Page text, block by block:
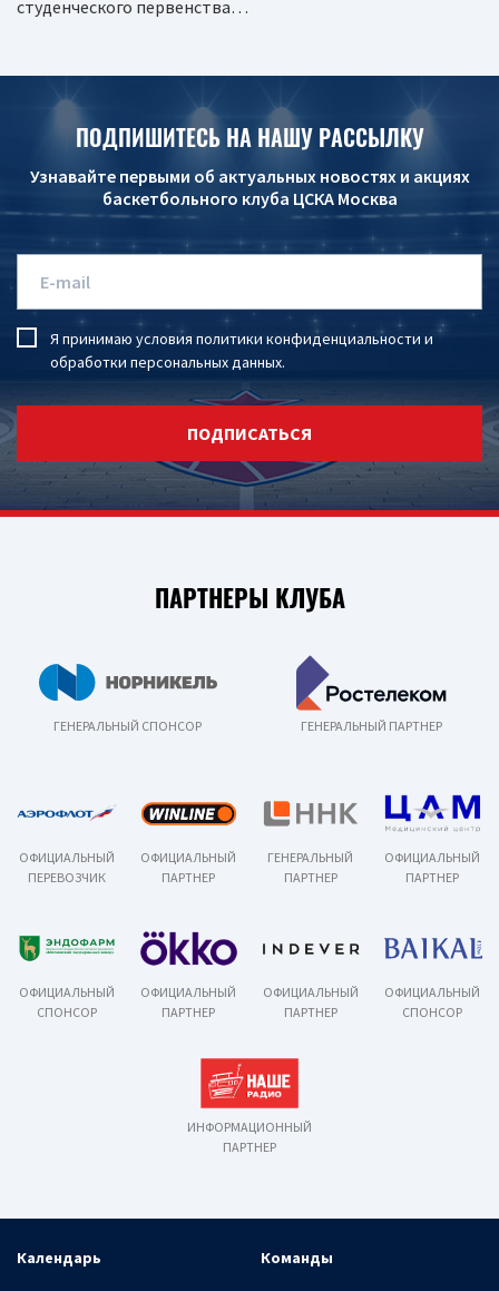
студенческого первенства…
ПОДПИШИТЕСЬ НА НАШУ РАССЫЛКУ
Узнавайте первыми об актуальных новостях и акциях
баскетбольного клуба ЦСКА Москва
Я принимаю условия политики конфиденциальности и
обработки персональных данных.
ПОДПИСАТЬСЯ
ПАРТНЕРЫ КЛУБА
ГЕНЕРАЛЬНЫЙ СПОНСОР ГЕНЕРАЛЬНЫЙ ПАРТНЕР
ОФИЦИАЛЬНЫЙ
ПЕРЕВОЗЧИК
ОФИЦИАЛЬНЫЙ
ПАРТНЕР
ГЕНЕРАЛЬНЫЙ
ПАРТНЕР
ОФИЦИАЛЬНЫЙ
ПАРТНЕР
ОФИЦИАЛЬНЫЙ
СПОНСОР
ОФИЦИАЛЬНЫЙ
ПАРТНЕР
ОФИЦИАЛЬНЫЙ
ПАРТНЕР
ОФИЦИАЛЬНЫЙ
СПОНСОР
ИНФОРМАЦИОННЫЙ
ПАРТНЕР
Календарь Команды